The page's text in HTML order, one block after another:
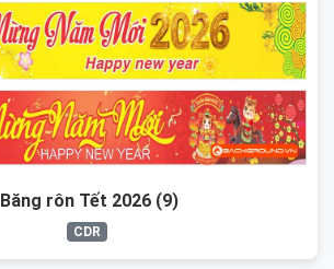
Băng rôn Tết 2026 (9)
CDR